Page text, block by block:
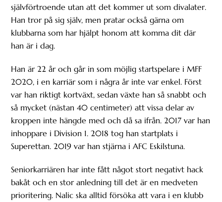
självförtroende utan att det kommer ut som divalater.
Han tror på sig själv, men pratar också gärna om
klubbarna som har hjälpt honom att komma dit där
han är i dag.
Han är 22 år och går in som möjlig startspelare i MFF
2020, i en karriär som i några år inte var enkel. Först
var han riktigt kortväxt, sedan växte han så snabbt och
så mycket (nästan 40 centimeter) att vissa delar av
kroppen inte hängde med och då sa ifrån. 2017 var han
inhoppare i Division 1. 2018 tog han startplats i
Superettan. 2019 var han stjärna i AFC Eskilstuna.
Seniorkarriären har inte fått något stort negativt hack
bakåt och en stor anledning till det är en medveten
prioritering. Nalic ska alltid försöka att vara i en klubb